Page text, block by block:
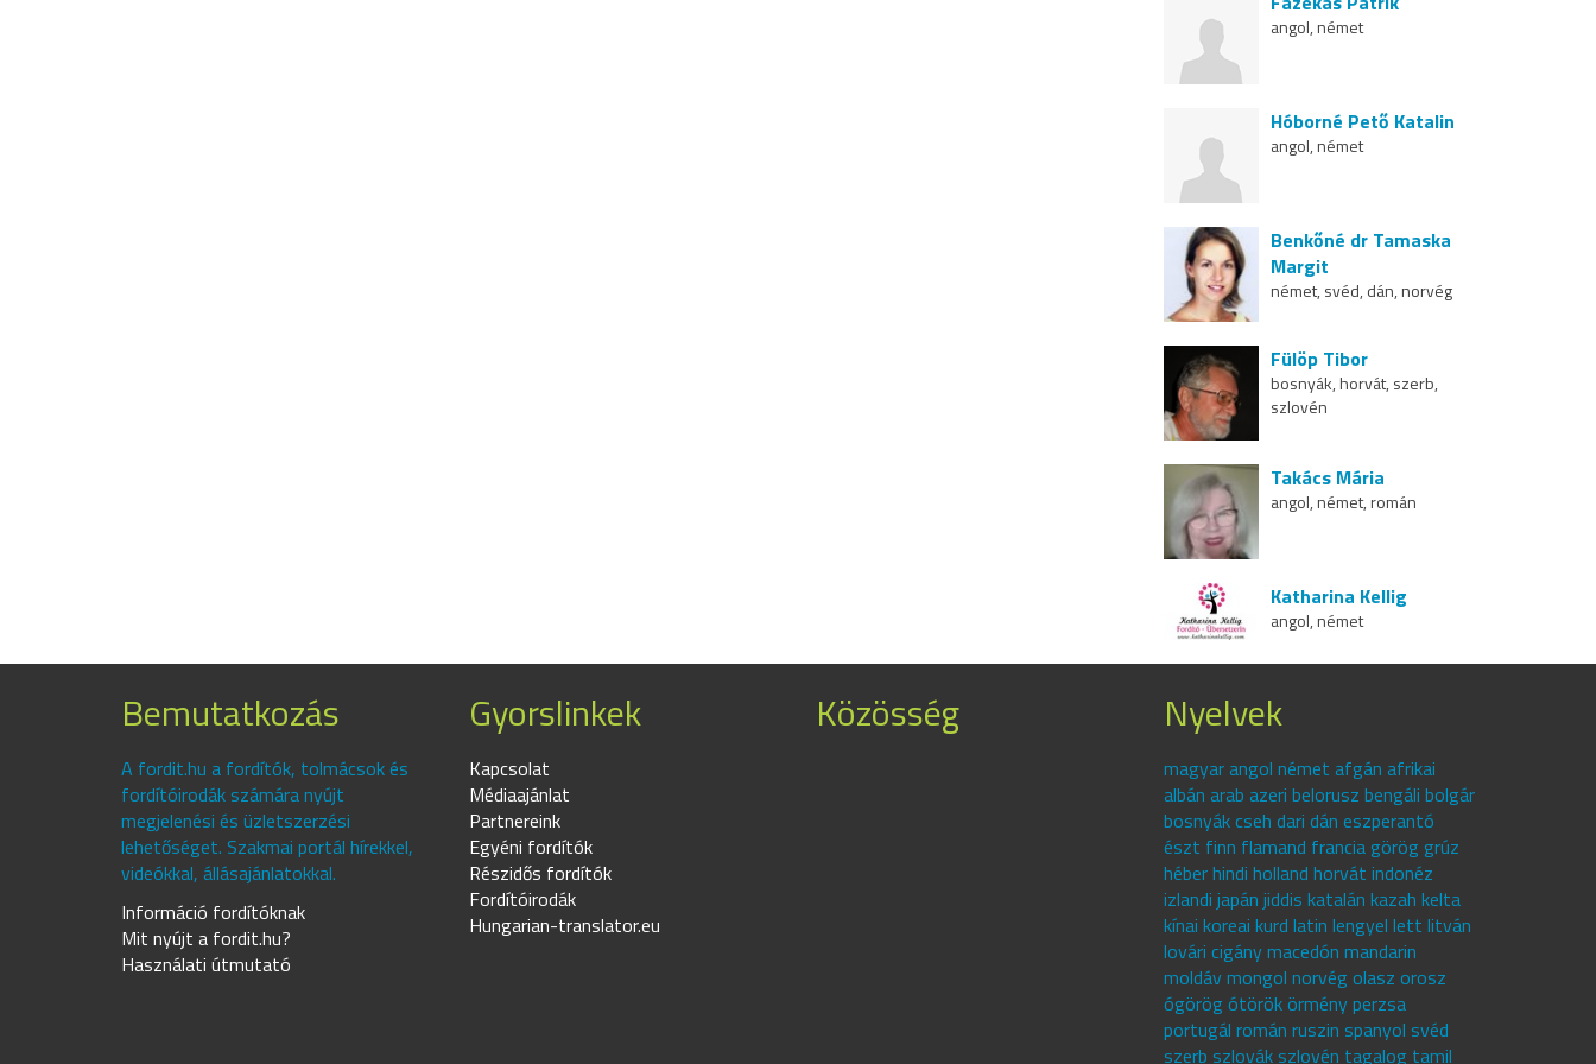
angol, német
Hóborné Pető Katalin
angol, német
Benkőné dr Tamaska
Margit
német, svéd, dán, norvég
Fülöp Tibor
bosnyák, horvát, szerb,
szlovén
Takács Mária
angol, német, román
Katharina Kellig
angol, német
Bemutatkozás
A fordit.hu a fordítók, tolmácsok és
fordítóirodák számára nyújt
megjelenési és üzletszerzési
lehetőséget. Szakmai portál hírekkel,
videókkal, állásajánlatokkal.
Információ fordítóknak
Mit nyújt a fordit.hu?
Használati útmutató
Gyorslinkek
Kapcsolat
Médiaajánlat
Partnereink
Egyéni fordítók
Részidős fordítók
Fordítóirodák
Hungarian-translator.eu
Közösség Nyelvek
magyar angol német afgán afrikai
albán arab azeri belorusz bengáli bolgár
bosnyák cseh dari dán eszperantó
észt finn flamand francia görög grúz
héber hindi holland horvát indonéz
izlandi japán jiddis katalán kazah kelta
kínai koreai kurd latin lengyel lett litván
lovári cigány macedón mandarin
moldáv mongol norvég olasz orosz
ógörög ótörök örmény perzsa
portugál román ruszin spanyol svéd
szerb szlovák szlovén tagalog tamil